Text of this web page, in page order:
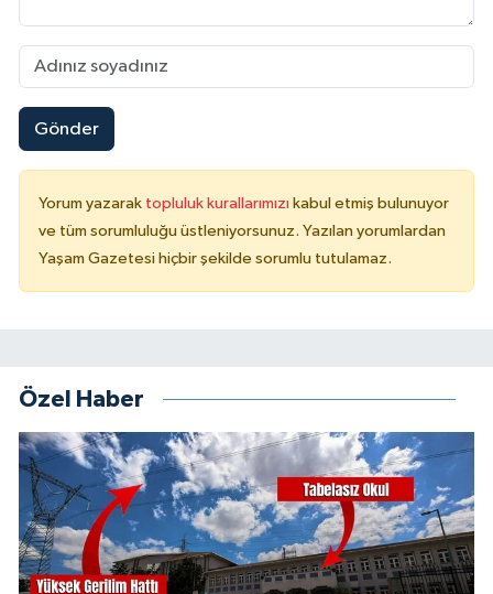
Gönder
Yorum yazarak topluluk kurallarımızı kabul etmiş bulunuyor
ve tüm sorumluluğu üstleniyorsunuz. Yazılan yorumlardan
Yaşam Gazetesi hiçbir şekilde sorumlu tutulamaz.
Özel Haber